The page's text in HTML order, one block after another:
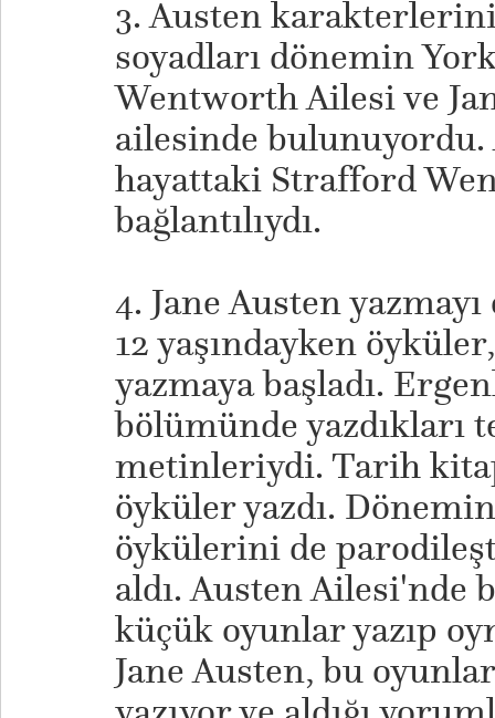
3. Austen
soyadları dönemin
Wentworth Ailesi ve
ailesinde
hayattaki Strafford
bağlantılıydı.
4. Jane Austen
12 yaşındayken
yazmaya başladı.
bölümünde yazdıkları
metinleriydi. Tarih
öyküler yazdı.
öykülerini de
aldı. Austen
küçük oyunlar yazıp
Jane Austen, bu